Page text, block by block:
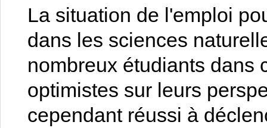
La situation de l'emploi
dans les sciences
nombreux étudiants dans
optimistes sur leurs
cependant réussi à